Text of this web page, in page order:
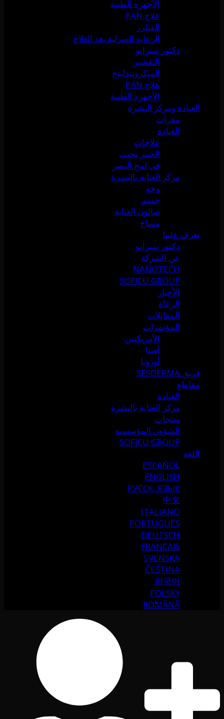
الأجهزة الطبية
علاج PAN
الفيلرز
الرعاية المنزلية بعد العلاج
دكتور سيرانو
التقشير
الميكرونيدلينج
علاج PAN
الأجهزة الطبية
العيادة ومركز البشرة
مقرات
العيادة
علاجات
الخبير يجيب
في لمح البصر
مركز العناية بالبشرة
وجه
جسم
صالون العناية
مساج
تعرف علينا
دكتور سيرانو
عن الشركة
NANOTECH
SOFICU GROUP
الأخبار
الرعاة
المقابلات
المؤتمرات
الأمريكتين
آسيا
أوروبا
فريق SESDERMA
مقاطع
العيادة
مركز العناية بالبشرة
منتجات
الشؤون المؤسسية
SOFICU GROUP
اللغة
ESPAÑOL
ENGLISH
РУССК. ЯЗЫК
中文
ITALIANO
PORTUGUÉS
DEUTSCH
FRANÇAIS
SVENSKA
ČEŠTINA
한국어
POLSKY
ROMÂNĂ